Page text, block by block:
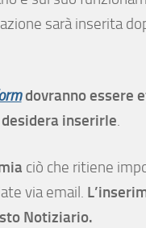
sarà inserita
dovranno essere
inserirle.
ciò che ritiene
via email.
Notiziario.